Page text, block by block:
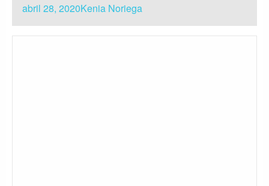
Publicado
el
abril 28, 2020Kenia Noriega